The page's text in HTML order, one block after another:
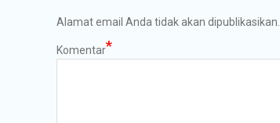
Alamat email Anda tidak akan dipublikasikan.
Komentar*